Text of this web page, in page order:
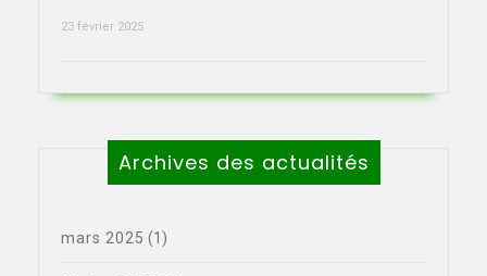
23 février 2025
Archives des actualités
mars 2025 (1)